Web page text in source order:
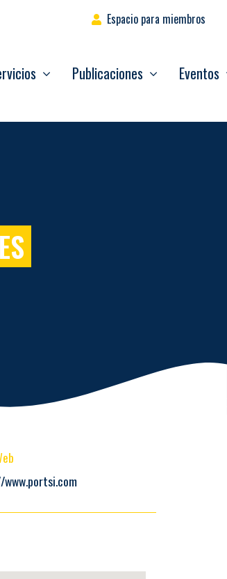
Espacio para miembros
Publicaciones Eventos